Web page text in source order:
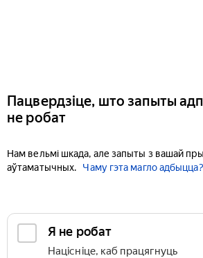
Пацвердзіце, што запыты
не робат
Нам вельмі шкада, але запыты з вашай
аўтаматычных.
Чаму гэта магло адбыцца?
Я не робат
Націсніце, каб працягнуць